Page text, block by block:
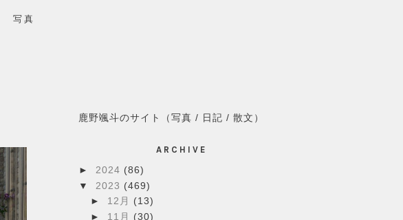
写真
鹿野颯斗のサイト（写真 / 日記 / 散文）
ARCHIVE
► 2024 (86)
▼ 2023 (469)
► 12月 (13)
► 11月 (30)